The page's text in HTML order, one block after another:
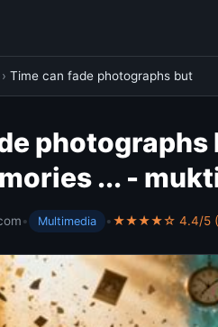
› Time can fade photographs but
photographs
... -
• Multimedia •★★★★☆ 4.4/5